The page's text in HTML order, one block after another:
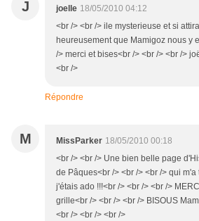
J joelle 18/05/2010 04:12
<br /> <br /> ile mysterieuse et si
heureusement que Mamigoz nous y
/> merci et bises<br /> <br /> <br />
<br />
Répondre
M MissParker 18/05/2010 00:18
<br /> <br /> Une bien belle page
de Pâques<br /> <br /> <br /> qui
j'étais ado !!!<br /> <br /> <br />
grille<br /> <br /> <br /> BISOUS
<br /> <br /> <br />